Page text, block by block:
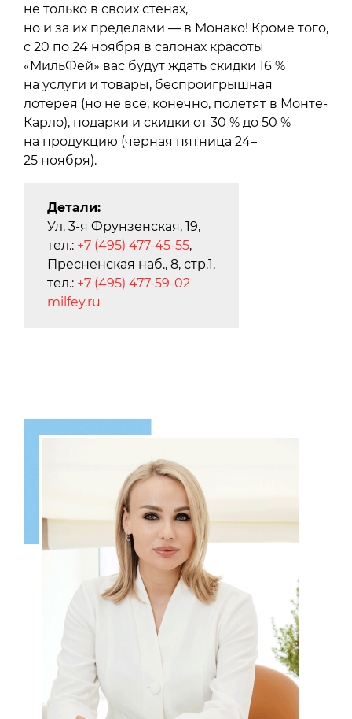
не только в своих стенах,
но и за их пределами — в Монако! Кроме того,
с 20 по 24 ноября в салонах красоты
«МильФей» вас будут ждать скидки 16 %
на услуги и товары, беспроигрышная
лотерея (но не все, конечно, полетят в Монте-
Карло), подарки и скидки от 30 % до 50 %
на продукцию (черная пятница 24–
25 ноября).
Детали:
Ул. 3-я Фрунзенская, 19,
тел.: +7 (495) 477-45-55,
Пресненская наб., 8, стр.1,
тел.: +7 (495) 477-59-02
milfey.ru